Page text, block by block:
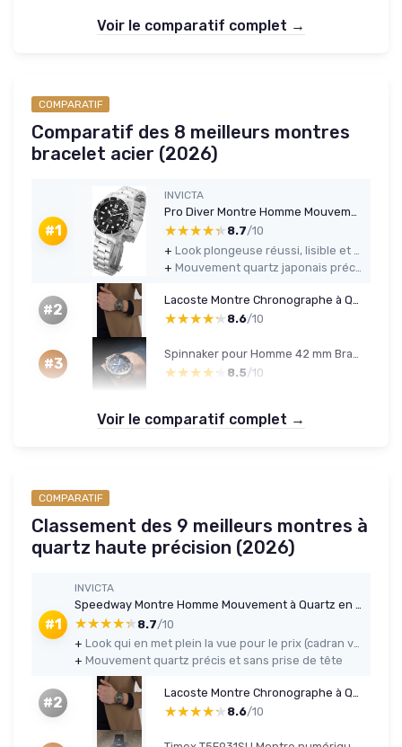
Voir le comparatif complet →
COMPARATIF
Comparatif des 8 meilleurs montres
bracelet acier (2026)
#1
INVICTA
★★★★★
★★★★★ 8.7/10
+
+
#2 ★★★★★
★★★★★ 8.6/10
#3 ★★★★★
★★★★★ 8.5/10
Voir le comparatif complet →
COMPARATIF
Classement des 9 meilleurs montres à
quartz haute précision (2026)
#1
INVICTA
Speedway Montre Homme Mouvement à Quartz en Acier Inoxydable - 42mm Vert / Deux Tons
★★★★★
★★★★★ 8.7/10
+
Look qui en met plein la vue pour le prix (cadran vert et deux tons)
+ Mouvement quartz précis et sans prise de tête
#2 ★★★★★
★★★★★ 8.6/10